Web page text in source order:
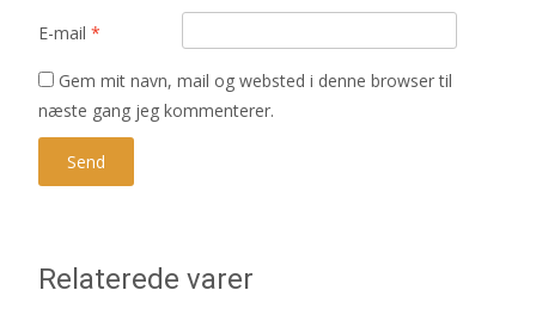
E-mail *
Gem mit navn, mail og websted i denne browser til
næste gang jeg kommenterer.
Relaterede varer